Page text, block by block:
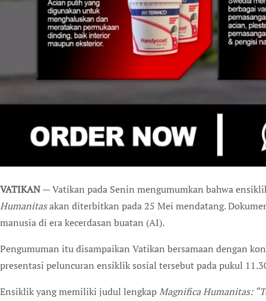
VATIKAN— Vatikan pada Senin mengumumkan bahwa
Humanitasakan diterbitkan pada 25 Mei mendatang.
manusia di era kecerdasan buatan (AI).
Pengumuman itu disampaikan Vatikan bersamaan dengan
presentasi peluncuran ensiklik sosial tersebut pada pukul
Ensiklik yang memiliki judul lengkapMagnifica Humanitas: